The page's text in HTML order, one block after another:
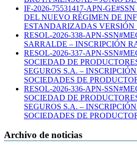
IF-2026-75531417-APN-
DEL NUEVO RÉGIMEN DE
ESTANDARIZADAS VERSIÓN
RESOL-2026-338-APN-
SARRALDE – INSCRIPCIÓN
RESOL-2026-337-APN-
SOCIEDAD DE
SEGUROS S.A. –
SOCIEDADES DE
RESOL-2026-336-APN-
SOCIEDAD DE
SEGUROS S.A. –
SOCIEDADES DE
Archivo de noticias